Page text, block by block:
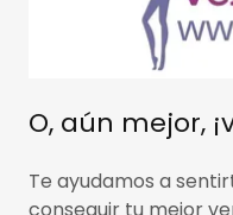
O, aún mejor,
Te ayudamos a